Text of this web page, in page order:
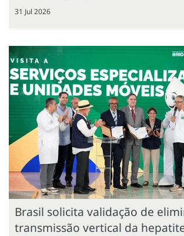
31 Jul 2026
Brasil solicita validação de
transmissão vertical da